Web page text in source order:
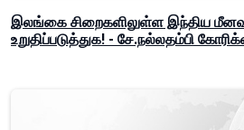
இலங்கை சிறைகளிலுள்ள இந்திய
உறுதிப்படுத்துக! - சே.நல்லதம்பி